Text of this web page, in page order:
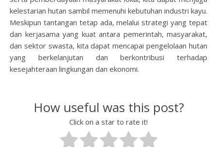
kelestarian hutan sambil memenuhi kebutuhan industri kayu.
Meskipun tantangan tetap ada, melalui strategi yang tepat
dan kerjasama yang kuat antara pemerintah, masyarakat,
dan sektor swasta, kita dapat mencapai pengelolaan hutan
yang berkelanjutan dan berkontribusi terhadap
kesejahteraan lingkungan dan ekonomi.
How useful was this post?
Click on a star to rate it!